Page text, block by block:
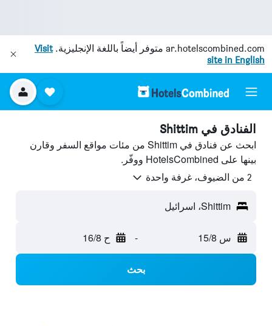
ar.hotelscombined.com متوفر أيضاً باللغة الإنجليزية.Visit
site in English
الفنادق في Shittim
ابحث عن فنادق في Shittim من مئات مواقع السفر وقارن
بينها على HotelsCombined ووفّر.
2 من الضيوف، غرفة واحدة
Shittim، اسرائيل
س 15/8 - ح 16/8
بحث